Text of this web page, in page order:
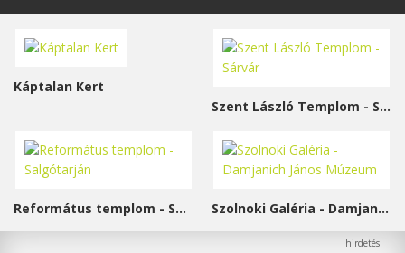
Káptalan Kert
Szent László Templom - Sárvár
Református templom - Salgótarján Szolnoki Galéria - Damjanich János Múzeum